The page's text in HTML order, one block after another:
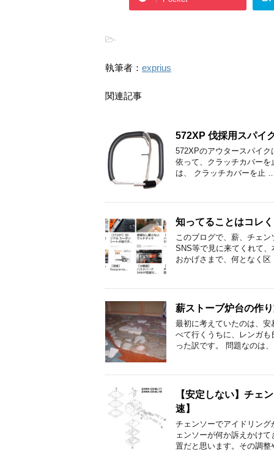
-
執筆者： exprius
関連記事
572XP 伐採用スパイ
572XPのアウタースパイ
依って、クラッチカバー
は、 クラッチカバーを止
知ってることはコレ
このブログで、薪、チェ
SNS等で見に来てくれて、
おかげさまで、何となく
薪ストーブ炉台の作
最初に考えていたのは、
べて行くうちに、レンガ
った訳です。 問題なのは
【安定しない】チェ
速】
チェンソーでアイドリン
ェンソーが何か訴えかけ
置だと思います。その調